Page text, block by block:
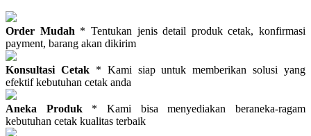
Order Mudah * Tentukan jenis detail produk cetak, konfirmasi
payment, barang akan dikirim
Konsultasi Cetak* Kami siap untuk memberikan solusi yang
efektif kebutuhan cetak anda
Aneka Produk * Kami bisa menyediakan beraneka-ragam
kebutuhan cetak kualitas terbaik